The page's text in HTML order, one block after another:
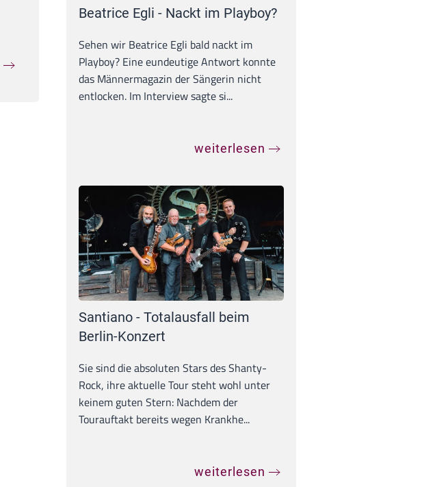
Beatrice Egli - Nackt im Playboy?
Sehen wir Beatrice Egli bald nackt im
Playboy? Eine eundeutige Antwort konnte
das Männermagazin der Sängerin nicht
entlocken. Im Interview sagte si...
weiterlesen
Santiano - Totalausfall beim
Berlin-Konzert
Sie sind die absoluten Stars des Shanty-
Rock, ihre aktuelle Tour steht wohl unter
keinem guten Stern: Nachdem der
Tourauftakt bereits wegen Krankhe...
weiterlesen